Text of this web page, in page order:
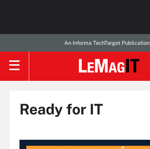
An Informa TechTarget Publication
Ready for IT